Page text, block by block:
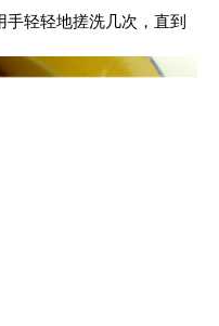
轻轻地搓洗几次，直到